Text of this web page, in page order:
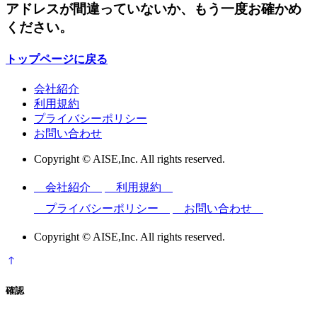
アドレスが間違っていないか、もう一度お確かめ
ください。
トップページに戻る
会社紹介
利用規約
プライバシーポリシー
お問い合わせ
Copyright © AISE,Inc. All rights reserved.
会社紹介
利用規約
プライバシーポリシー
お問い合わせ
Copyright © AISE,Inc. All rights reserved.
確認